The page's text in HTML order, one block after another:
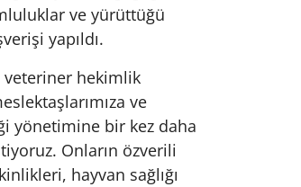
ve yürüttüğü
yapıldı.
veteriner hekimlik
ve
yönetimine bir kez daha
Onların özverili
hayvan sağlığı